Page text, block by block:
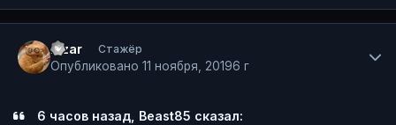
Azar Стажёр
Опубликовано 11 ноября, 20196 г
6 часов назад, Beast85 сказал: